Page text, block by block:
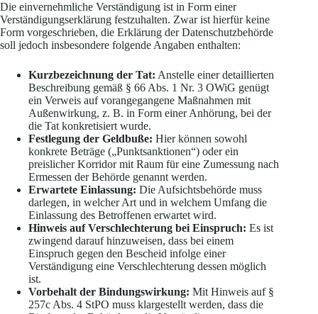
Die einvernehmliche Verständigung ist in Form einer
Verständigungserklärung festzuhalten. Zwar ist hierfür keine
Form vorgeschrieben, die Erklärung der Datenschutzbehörde
soll jedoch insbesondere folgende Angaben enthalten:
Kurzbezeichnung der Tat: Anstelle einer detaillierten
Beschreibung gemäß § 66 Abs. 1 Nr. 3 OWiG genügt
ein Verweis auf vorangegangene Maßnahmen mit
Außenwirkung, z. B. in Form einer Anhörung, bei der
die Tat konkretisiert wurde.
Festlegung der Geldbuße: Hier können sowohl
konkrete Beträge („Punktsanktionen“) oder ein
preislicher Korridor mit Raum für eine Zumessung nach
Ermessen der Behörde genannt werden.
Erwartete Einlassung: Die Aufsichtsbehörde muss
darlegen, in welcher Art und in welchem Umfang die
Einlassung des Betroffenen erwartet wird.
Hinweis auf Verschlechterung bei Einspruch: Es ist
zwingend darauf hinzuweisen, dass bei einem
Einspruch gegen den Bescheid infolge einer
Verständigung eine Verschlechterung dessen möglich
ist.
Vorbehalt der Bindungswirkung: Mit Hinweis auf §
257c Abs. 4 StPO muss klargestellt werden, dass die